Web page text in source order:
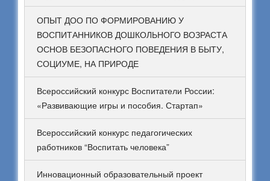
ОПЫТ ДОО ПО ФОРМИРОВАНИЮ У
ВОСПИТАННИКОВ ДОШКОЛЬНОГО ВОЗРАСТА
ОСНОВ БЕЗОПАСНОГО ПОВЕДЕНИЯ В БЫТУ,
СОЦИУМЕ, НА ПРИРОДЕ
Всероссийский конкурс Воспитатели России:
«Развивающие игры и пособия. Стартап»
Всероссийский конкурс педагогических
работников “Воспитать человека”
Инновационный образовательный проект